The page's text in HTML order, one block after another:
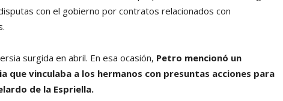
con el gobierno por contratos relacionados con
surgida en abril. En esa ocasión, Petro mencionó un
que vinculaba a los hermanos con presuntas acciones para
de la Espriella.